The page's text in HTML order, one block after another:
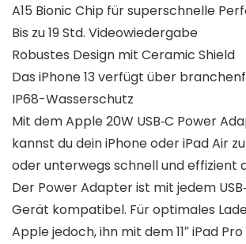
A15 Bionic Chip für superschnelle
Bis zu 19 Std. Videowiedergabe
Robustes Design mit Ceramic Shield
Das iPhone 13 verfügt über
IP68-Wasserschutz
Mit dem Apple 20W USB‑C Power
kannst du dein iPhone oder iPad Air
oder unterwegs schnell und effizient
Der Power Adapter ist mit jedem
Gerät kompatibel. Für optimales
Apple jedoch, ihn mit dem 11″ iPad Pro